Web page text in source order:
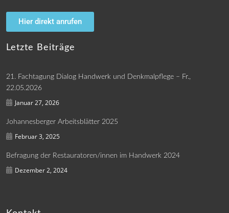
Hier direkt anrufen
Letzte Beiträge
21. Fachtagung Dialog Handwerk und Denkmalpflege – Fr.,
22.05.2026
Januar 27, 2026
Johannesberger Arbeitsblätter 2025
Februar 3, 2025
Befragung der Restauratoren/innen im Handwerk 2024
Dezember 2, 2024